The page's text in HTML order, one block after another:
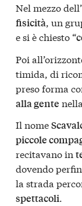
Nel mezzo dell’
fisicità, un
e si è chiesto “
Poi
timida, di
preso forma
alla gente
Il nome
piccole
recitavano in
dovendo
la strada
spettacoli.